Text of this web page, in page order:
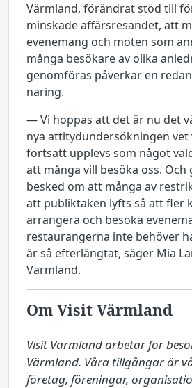
Värmland, förändrat stöd till
minskade affärsresandet, att
evenemang och möten som
många besökare av olika
genomföras påverkar en
näring.
— Vi hoppas att det är nu det
nya attitydundersökningen vet
fortsatt upplevs som något
att många vill besöka oss. Och
besked om att många av
att publiktaken lyfts så att fler
arrangera och besöka
restaurangerna inte behöver
är så efterlängtat, säger Mia
Värmland.
Om Visit Värmland
Visit Värmland arbetar för
Värmland. Våra tillgångar är
företag, föreningar,